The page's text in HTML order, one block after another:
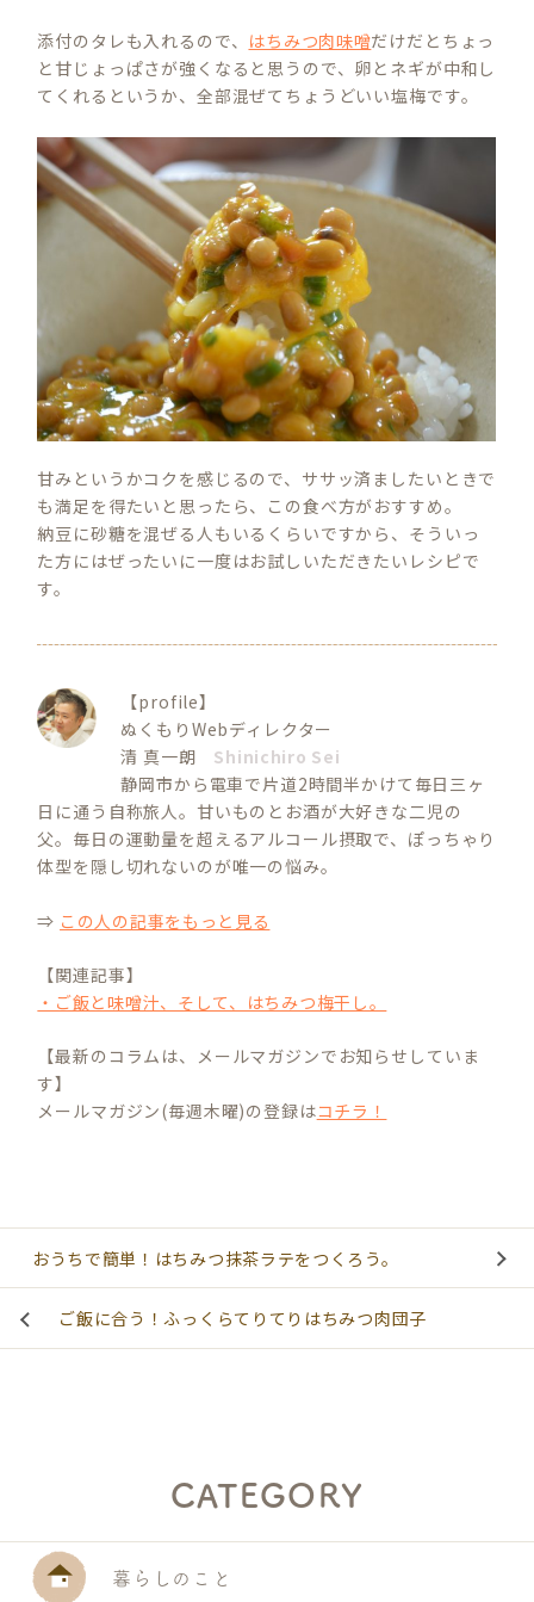
添付のタレも入れるので、 はちみつ肉味噌だけだとちょっ
と甘じょっぱさが強くなると思うので、卵とネギが中和し
てくれるというか、全部混ぜてちょうどいい塩梅です。
甘みというかコクを感じるので、ササッ済ましたいときで
も満足を得たいと思ったら、この食べ方がおすすめ。
納豆に砂糖を混ぜる人もいるくらいですから、そういっ
た方にはぜったいに一度はお試しいただきたいレシピで
す。
【profile】
ぬくもりWebディレクター
清 真一朗 Shinichiro Sei
静岡市から電車で片道2時間半かけて毎日三ヶ
日に通う自称旅人。甘いものとお酒が大好きな二児の
父。毎日の運動量を超えるアルコール摂取で、ぽっちゃり
体型を隠し切れないのが唯一の悩み。
⇒ この人の記事をもっと見る
【関連記事】
・ご飯と味噌汁、そして、はちみつ梅干し。
【最新のコラムは、メールマガジンでお知らせしていま
す】
メールマガジン(毎週木曜)の登録はコチラ！
おうちで簡単！はちみつ抹茶ラテをつくろう。
ご飯に合う！ふっくらてりてりはちみつ肉団子
CATEGORY
暮らしのこと